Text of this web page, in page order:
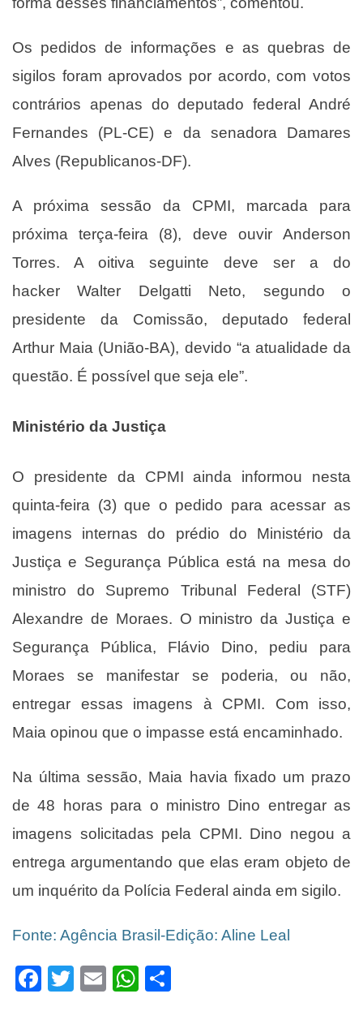
Os pedidos de informações e as quebras de
sigilos foram aprovados por acordo, com votos
contrários apenas do deputado federal André
Fernandes (PL-CE) e da senadora Damares
Alves (Republicanos-DF).
A próxima sessão da CPMI, marcada para
próxima terça-feira (8), deve ouvir Anderson
Torres. A oitiva seguinte deve ser a do
hackerWalter Delgatti Neto, segundo o
presidente da Comissão, deputado federal
Arthur Maia (União-BA), devido “a atualidade da
questão. É possível que seja ele”.
Ministério da Justiça
O presidente da CPMI ainda informou nesta
quinta-feira (3) que o pedido para acessar as
imagens internas do prédio do Ministério da
Justiça e Segurança Públicaestá na mesa do
ministro do Supremo Tribunal Federal
(STF)
Alexandre de Moraes. O ministro da Justiça e
Segurança Pública, Flávio Dino, pediu para
Moraes se manifestar se poderia, ou não,
entregar essas imagens à CPMI. Com isso,
Maia opinou que o impasse está encaminhado.
Na última sessão, Maia havia fixado um prazo
de 48 horas para o ministro Dino entregar as
imagens solicitadas pela CPMI. Dino negou a
entrega argumentando que elas eram objeto de
um inquérito da Polícia Federal ainda em sigilo.
Fonte: Agência Brasil-Edição: Aline Leal
Facebook
Twitter
EmailWhatsApp